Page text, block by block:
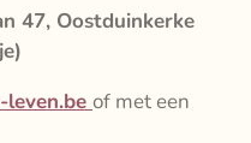
47, Oostduinkerke
leven.be of met een